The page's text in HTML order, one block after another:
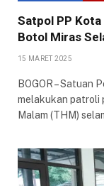
Satpol PP
Botol Miras
15 MARET 2025
BOGOR – Satuan
melakukan patroli
Malam (THM)